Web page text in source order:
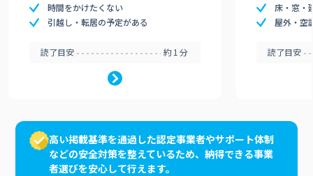
時間をかけたくない
引越し・転居の予定がある
読了目安 約1分
床・窓・
屋外・空
読了目安
高い掲載基準を通過した認定事業者やサポート体制
などの安全対策を整えているため、納得できる事業
者選びを安心して行えます。